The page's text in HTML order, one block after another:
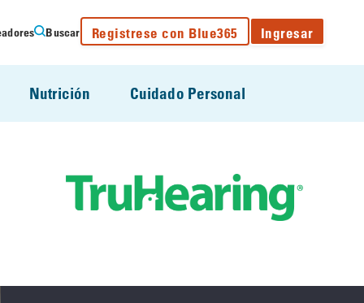
Buscar Registrese con Blue365 Ingresar
Nutrición Cuidado Personal